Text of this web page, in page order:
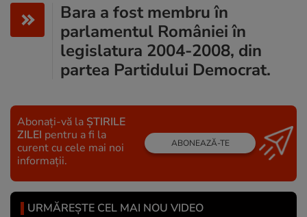
Bara a fost membru în
parlamentul României în
legislatura 2004-2008, din
partea Partidului Democrat.
Abonați-vă la ȘTIRILE
ZILEI pentru a fi la
curent cu cele mai noi
informații.
ABONEAZĂ-TE
URMĂREȘTE CEL MAI NOU VIDEO